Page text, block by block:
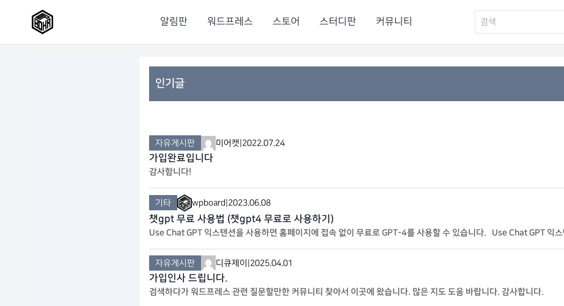
알림판 워드프레스 스토어 스터디판 커뮤니티
인기글
자유게시판 미어캣 2022.07.24
가입완료입니다
감사함니다!
기타 wpboard 2023.06.08
챗gpt 무료 사용법 (챗gpt4 무료로 사용하기)
Use Chat GPT 익스텐션을 사용하면 홈페이지에 접속 없이 무료로 GPT-4를 사용할 수 있습니다. Use Chat GPT 익
자유게시판 디큐제이 |2025.04.01
가입인사 드립니다.
검색하다가 워드프레스 관련 질문할만한 커뮤니티 찾아서 이곳에 왔습니다. 많은 지도 도움 바랍니다. 감사합니다.